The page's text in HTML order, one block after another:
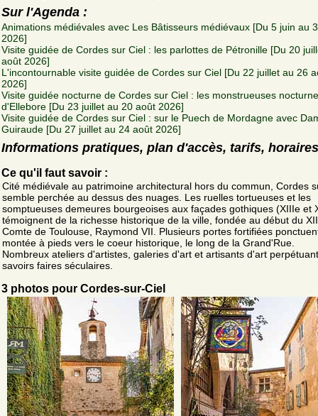
Sur l'Agenda :
Animations médiévales avec Les Bâtisseurs médiévaux [Du 5 juin au
2026]
Visite guidée de Cordes sur Ciel : les parlottes de Pétronille [Du 20
août 2026]
L'incontournable visite guidée de Cordes sur Ciel [Du 22 juillet au 26
2026]
Visite guidée nocturne de Cordes sur Ciel : les monstrueuses
d'Ellebore [Du 23 juillet au 20 août 2026]
Visite guidée de Cordes sur Ciel : sur le Puech de Mordagne avec
Guiraude [Du 27 juillet au 24 août 2026]
Informations pratiques, plan d'accès, tarifs, horaires
Ce qu'il faut savoir :
Cité médiévale au patrimoine architectural hors du commun, Cordes
semble perchée au dessus des nuages. Les ruelles tortueuses et les
somptueuses demeures bourgeoises aux façades gothiques (XIIIe et
témoignent de la richesse historique de la ville, fondée au début du
Comte de Toulouse, Raymond VII. Plusieurs portes fortifiées
montée à pieds vers le coeur historique, le long de la Grand'Rue.
Nombreux ateliers d'artistes, galeries d'art et artisants d'art
savoirs faires séculaires.
3 photos pour Cordes-sur-Ciel